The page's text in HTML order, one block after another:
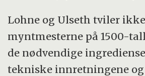
Lohne og Ulseth tviler
myntmesterne på 1500-
de nødvendige
tekniske innretningene og